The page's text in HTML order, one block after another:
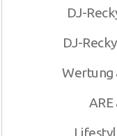
DJ-
DJ-
Wertung